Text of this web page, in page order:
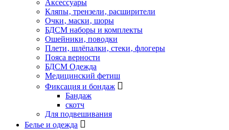
Аксессуары
Кляпы‚ трензели‚ расширители
Очки‚ маски‚ шоры
БДСМ наборы и комплекты
Ошейники‚ поводки
Плети‚ шлёпалки‚ стеки‚ флогеры
Пояса верности
БДСМ Одежда
Медицинский фетиш
Фиксация и бондаж
Бандаж
скотч
Для подвешивания
Белье и одежда